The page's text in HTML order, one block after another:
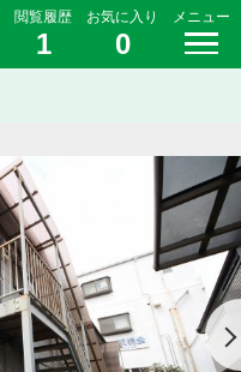
閲覧履歴
1
お気に入り
0
メニュー